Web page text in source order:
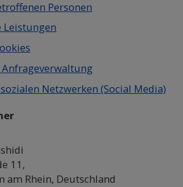
Personen
Leistungen
Netzwerken (Social Media)
11,
am Rhein, Deutschland